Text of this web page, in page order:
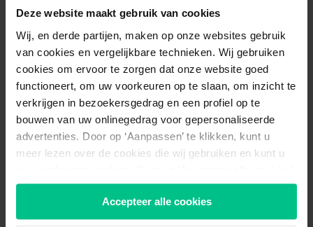
Deze website maakt gebruik van cookies
Wij, en derde partijen, maken op onze websites gebruik
van cookies en vergelijkbare technieken. Wij gebruiken
cookies om ervoor te zorgen dat onze website goed
functioneert, om uw voorkeuren op te slaan, om inzicht te
verkrijgen in bezoekersgedrag en een profiel op te
bouwen van uw onlinegedrag voor gepersonaliseerde
advertenties. Door op ‘Aanpassen’ te klikken, kunt u
meer lezen over de cookies die wij gebruiken en kunt u
te klikken, gaat u akkoord met het gebruik van alle
cookies zoals omschreven in onzecookieverklaring
kunt uw toestemming altijdwijzigen of intrekken.
Accepteer alle cookies
/product/driewielfiets-easy-rider-compact.html
Van Raam
inclusief